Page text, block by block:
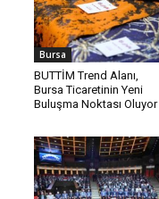
Bursa
BUTTİM Trend Alanı,
Bursa Ticaretinin Yeni
Buluşma Noktası Oluyor